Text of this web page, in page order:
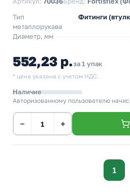
Тип
металлорукава
Фитинги
Диаметр, мм
552,23 р.за 1 упак
* цена указана с учетом НДС.
Наличие
Авторизованному пользователю
− +
1